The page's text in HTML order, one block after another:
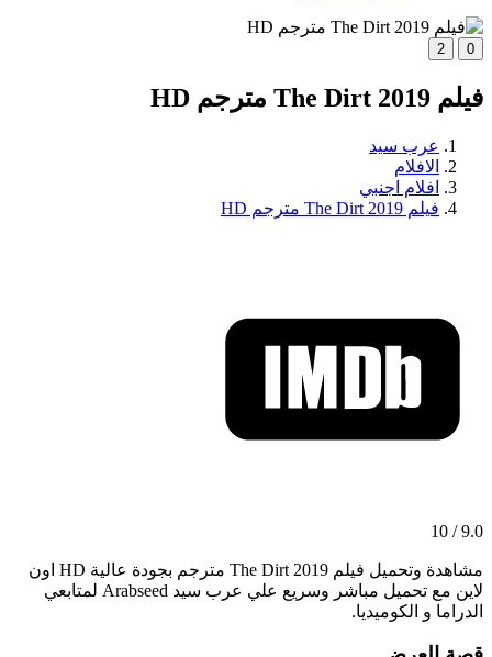
0
2
فيلم The Dirt 2019 مترجم HD
عرب سيد
الافلام
افلام اجنبي
فيلم The Dirt 2019 مترجم HD
9.0 / 10
مشاهدة وتحميل فيلم The Dirt 2019 مترجم بجودة عالية HD اون
لاين مع تحميل مباشر وسريع علي عرب سيد Arabseed لمتابعي
الدراما و الكوميديا.